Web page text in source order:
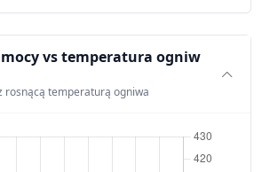
vs temperatura ogniw
rosnącą temperaturą ogniwa